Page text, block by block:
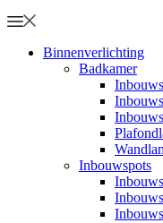
Binnenverlichting
Badkamer
Inbouwspots